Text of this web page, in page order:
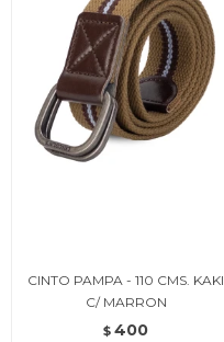
CINTO PAMPA - 110 CMS. KAKI
C/ MARRON
$ 400